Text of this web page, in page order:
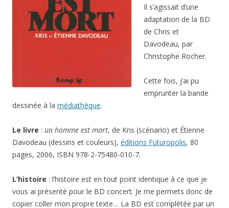
Il s’agissait d’une
adaptation de la BD
de Chris et
Davodeau, par
Christophe Rocher.
Cette fois, j’ai pu
emprunter la bande
dessinée à la médiathèque.
Le livre : un homme est mort, de Kris (scénario) et Étienne
Davodeau (dessins et couleurs), éditions Futuropolis, 80
pages, 2006, ISBN 978-2-75480-010-7.
L’histoire : l’histoire est en tout point identique à ce que je
vous ai présenté pour le BD concert. Je me permets donc de
copier coller mon propre texte… La BD est complétée par un